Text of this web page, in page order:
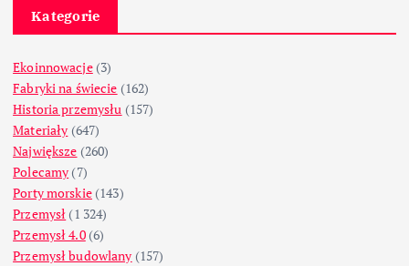
Kategorie
Ekoinnowacje(3)
Fabryki na świecie (162)
Historia przemysłu (157)
Materiały (647)
Największe (260)
Polecamy (7)
Porty morskie(143)
Przemysł (1 324)
Przemysł 4.0(6)
Przemysł budowlany (157)